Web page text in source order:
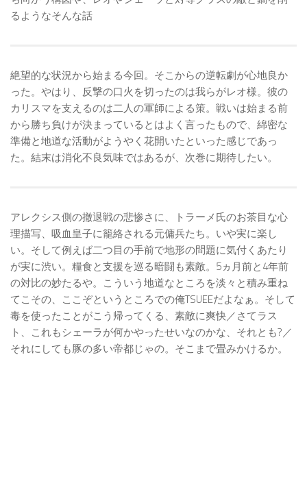
るようなそんな話
絶望的な状況から始まる今回。そこからの逆転劇が心地良か
った。やはり、反撃の口火を切ったのは我らがレオ様。彼の
カリスマを支えるのは二人の軍師による策。戦いは始まる前
から勝ち負けが決まっているとはよく言ったもので、綿密な
準備と地道な活動がようやく花開いたといった感じであっ
た。結末は消化不良気味ではあるが、次巻に期待したい。
アレクシス側の撤退戦の悲惨さに、トラーメ氏のお茶目な心
理描写、吸血皇子に籠絡される元傭兵たち。いや実に楽し
い。そして例えば二つ目の手前で地形の問題に気付くあたり
が実に渋い。糧食と支援を巡る暗闘も素敵。5ヵ月前と4年前
の対比の妙たるや。こういう地道なところを淡々と積み重ね
てこその、ここぞというところでの俺TSUEEだよなぁ。そして
毒を使ったことがこう帰ってくる、素敵に爽快／さてラス
ト、これもシェーラが何かやったせいなのかな、それとも?／
それにしても豚の多い帝都じゃの。そこまで畳みかけるか。